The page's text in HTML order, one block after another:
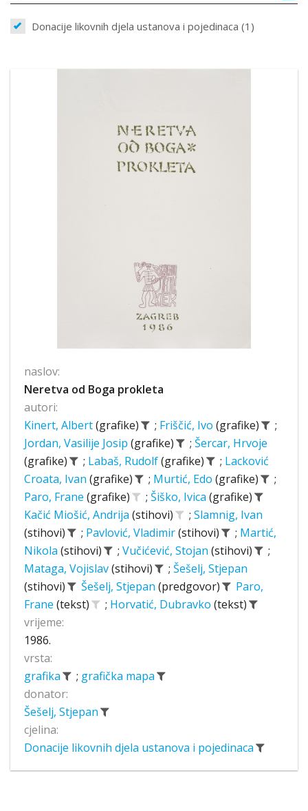
Donacije likovnih djela ustanova i pojedinaca (1)
naslov:
Neretva od Boga prokleta
autori:
Kinert, Albert(grafike) ; Friščić, Ivo (grafike)
;
Jordan, Vasilije Josip (grafike) ; Šercar, Hrvoje
(grafike)
; Labaš, Rudolf(grafike) ; Lacković
Croata, Ivan (grafike) ; Murtić, Edo (grafike)
;
Paro, Frane (grafike) ; Šiško, Ivica (grafike)
Kačić Miošić, Andrija (stihovi) ; Slamnig, Ivan
(stihovi)
; Pavlović, Vladimir(stihovi) ; Martić,
Nikola (stihovi) ; Vučićević, Stojan (stihovi)
;
Mataga, Vojislav(stihovi) ; Šešelj, Stjepan
(stihovi)
Šešelj, Stjepan (predgovor)
Paro,
Frane (tekst) ; Horvatić, Dubravko (tekst)
vrijeme:
1986.
vrsta:
grafika
; grafička mapa
donator:
Šešelj, Stjepan
cjelina:
Donacije likovnih djela ustanova i pojedinaca